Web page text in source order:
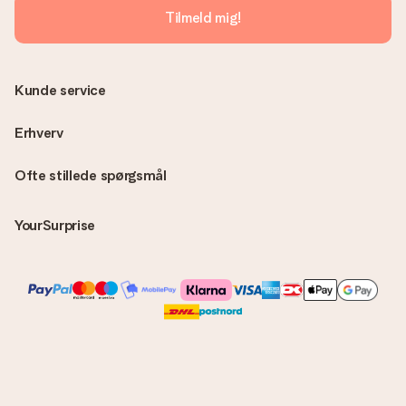
Tilmeld mig!
Ofte stillede spørgsmål
YourSurprise
Kunde service
Erhverv